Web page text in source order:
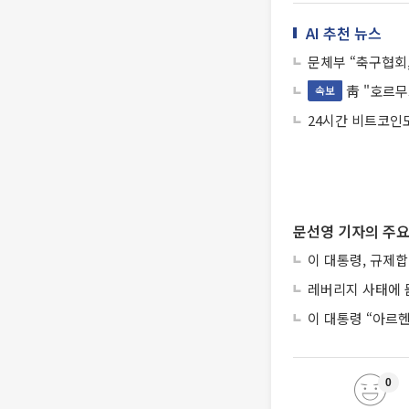
AI 추천 뉴스
문체부 “축구협
속보
靑 "호르
24시간 비트코
문선영 기자의 주
이 대통령, 규제
레버리지 사태에
이 대통령 “아르
0